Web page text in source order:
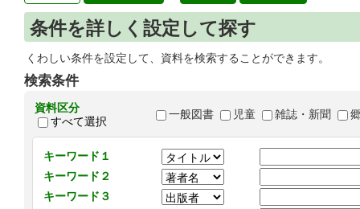
条件を詳しく設定して探す
くわしい条件を設定して、資料を検索することができます。
検索条件
資料区分
すべて選択
一般図書 児童 雑誌・新聞
キーワード１
キーワード２
キーワード３